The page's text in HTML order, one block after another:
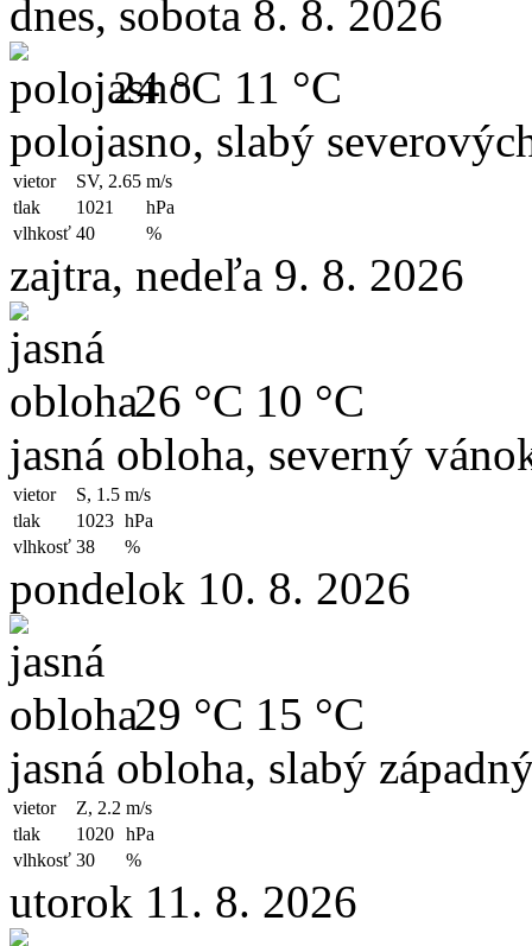
dnes, sobota 8. 8. 2026
24 °C 11 °C
polojasno, slabý
vietor SV, 2.65 m/s
tlak
1021
hPa
vlhkosť 40 %
zajtra, nedeľa 9. 8. 2026
26 °C 10 °C
jasná obloha, severný
vietor S, 1.5 m/s
tlak
1023 hPa
vlhkosť 38 %
pondelok 10. 8. 2026
29 °C 15 °C
jasná obloha, slabý
vietor Z, 2.2 m/s
tlak
1020 hPa
vlhkosť 30 %
utorok 11. 8. 2026